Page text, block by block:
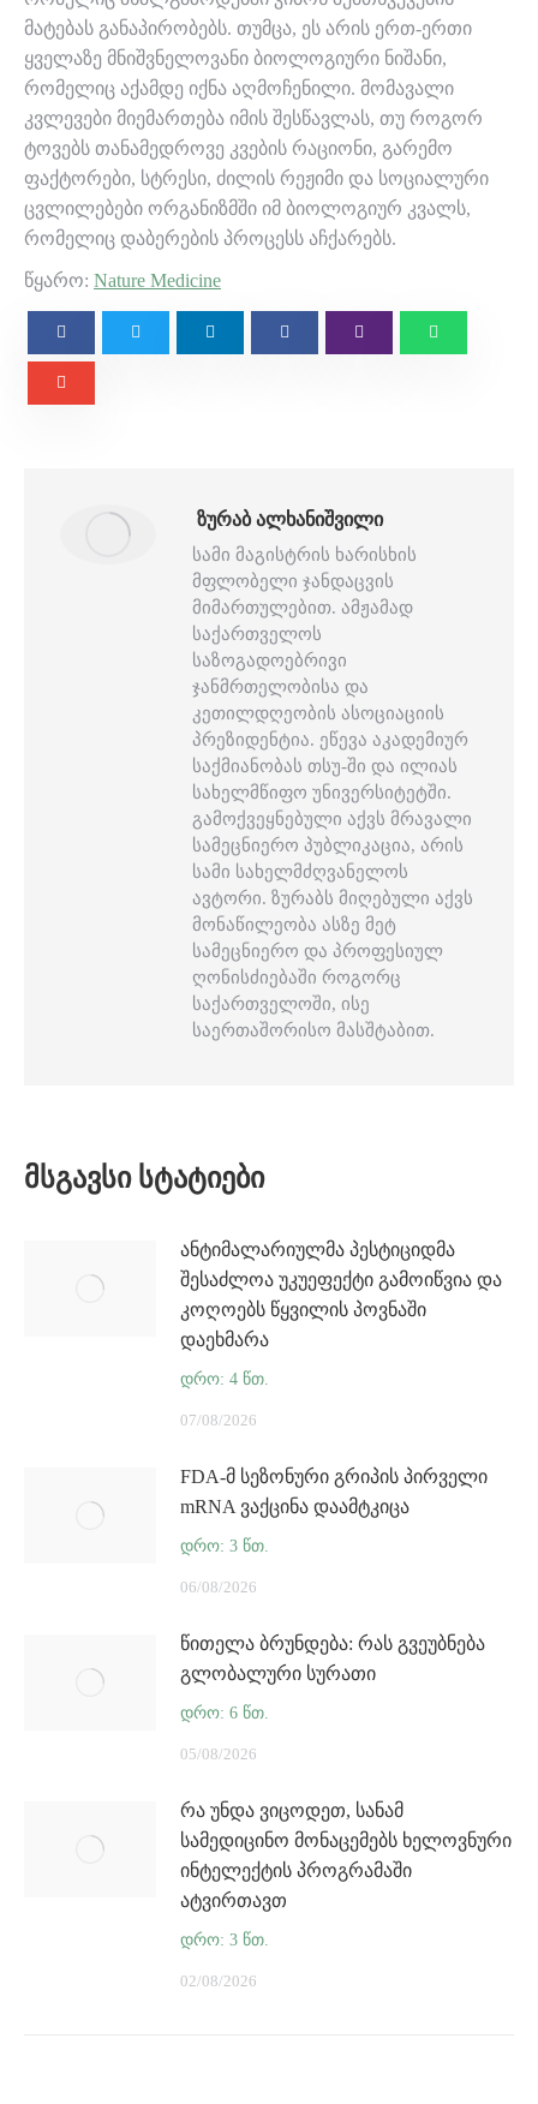
მატებას განაპირობებს. თუმცა, ეს არის ერთ-ერთი
ყველაზე მნიშვნელოვანი ბიოლოგიური ნიშანი,
რომელიც აქამდე იქნა აღმოჩენილი. მომავალი
კვლევები მიემართება იმის შესწავლას, თუ როგორ
ტოვებს თანამედროვე კვების რაციონი, გარემო
ფაქტორები, სტრესი, ძილის რეჟიმი და სოციალური
ცვლილებები ორგანიზმში იმ ბიოლოგიურ კვალს,
რომელიც დაბერების პროცესს აჩქარებს.
წყარო: Nature Medicine
ᲖᲣᲠᲐᲑ ᲐᲚᲮᲐᲜᲘᲨᲕᲘᲚᲘ
სამი მაგისტრის ხარისხის
მფლობელი ჯანდაცვის
მიმართულებით. ამჟამად
საქართველოს
საზოგადოებრივი
ჯანმრთელობისა და
კეთილდღეობის ასოციაციის
პრეზიდენტია. ეწევა აკადემიურ
საქმიანობას თსუ-ში და ილიას
სახელმწიფო უნივერსიტეტში.
გამოქვეყნებული აქვს მრავალი
სამეცნიერო პუბლიკაცია, არის
სამი სახელმძღვანელოს
ავტორი. ზურაბს მიღებული აქვს
მონაწილეობა ასზე მეტ
სამეცნიერო და პროფესიულ
ღონისძიებაში როგორც
საქართველოში, ისე
საერთაშორისო მასშტაბით.
ᲛᲡᲒᲐᲕᲡᲘ ᲡᲢᲐᲢᲘᲔᲑᲘ
ანტიმალარიულმა პესტიციდმა
შესაძლოა უკუეფექტი გამოიწვია და
კოღოებს წყვილის პოვნაში
დაეხმარა
07/08/2026
FDA-მ სეზონური გრიპის პირველი
mRNA ვაქცინა დაამტკიცა
06/08/2026
წითელა ბრუნდება: რას გვეუბნება
გლობალური სურათი
05/08/2026
რა უნდა ვიცოდეთ, სანამ
სამედიცინო მონაცემებს ხელოვნური
ინტელექტის პროგრამაში
ატვირთავთ
02/08/2026